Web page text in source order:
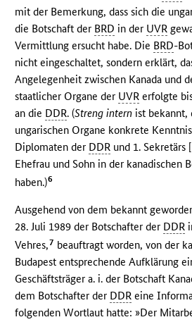
mit der Bemerkung, dass sich die
die Botschaft der BRD in der UVR
Vermittlung ersucht habe. Die BRD-
nicht eingeschaltet, sondern erklärt,
Angelegenheit zwischen Kanada und
staatlicher Organe der UVR erfolgte
an die DDR. (Streng intern ist bekannt,
ungarischen Organe konkrete
Diplomaten der DDR und 1. Sekretärs
Ehefrau und Sohn in der kanadischen
haben.)6
Ausgehend von dem bekannt
28. Juli 1989 der Botschafter der DDR
Vehres,7 beauftragt worden, von der
Budapest entsprechende Aufklärung
Geschäftsträger a. i. der Botschaft
dem Botschafter der DDR eine
folgenden Wortlaut hatte: »Der